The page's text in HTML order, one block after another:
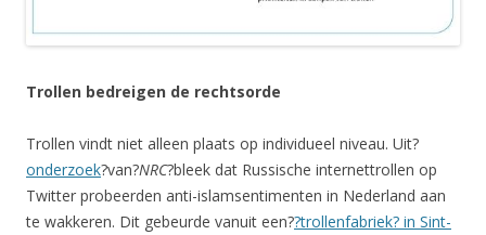
Trollen bedreigen de rechtsorde
Trollen vindt niet alleen plaats op individueel niveau. Uit?
onderzoek?van?NRC?bleek dat Russische internettrollen op
Twitter probeerden anti-islamsentimenten in Nederland aan
te wakkeren. Dit gebeurde vanuit een??trollenfabriek? in Sint-